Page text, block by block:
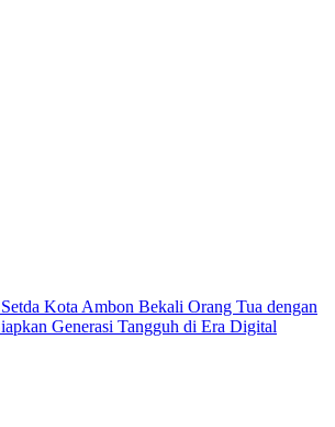
Kota Ambon Bekali Orang Tua dengan
Generasi Tangguh di Era Digital